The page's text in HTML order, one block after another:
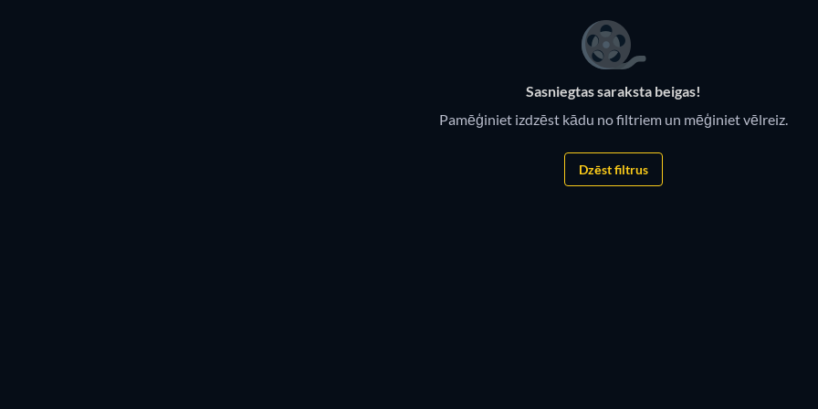
Sasniegtas saraksta beigas!
Pamēģiniet izdzēst kādu no filtriem un mēģiniet vēlreiz.
Dzēst filtrus